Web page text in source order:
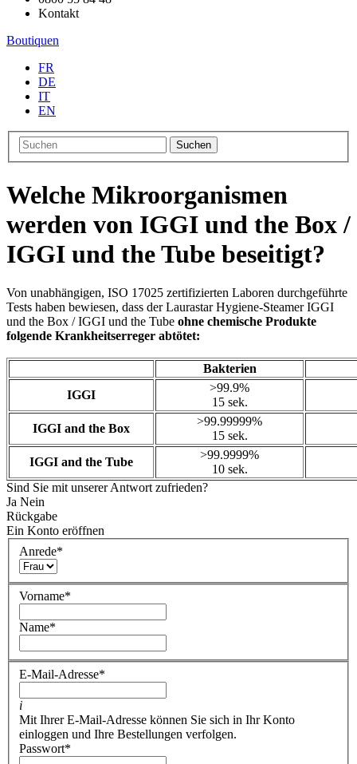
Kontakt
Boutiquen
FR
DE
IT
EN
Suchen
Welche Mikroorganismen
werden von IGGI und the Box /
IGGI und the Tube beseitigt?
Von unabhängigen, ISO 17025 zertifizierten Laboren durchgeführte
Tests haben bewiesen, dass der Laurastar Hygiene-Steamer IGGI
und the Box / IGGI und the Tube ohne chemische Produkte
folgende Krankheitserreger abtötet:
Bakterien
IGGI
>99.9%
15 sek.
IGGI and the Box
>99.99999%
15 sek.
IGGI and the Tube
>99.9999%
10 sek.
Sind Sie mit unserer Antwort zufrieden?
Ja Nein
Rückgabe
Ein Konto eröffnen
Anrede*
Vorname*
Name*
E-Mail-Adresse*
i
Mit Ihrer E-Mail-Adresse können Sie sich in Ihr Konto
einloggen und Ihre Bestellungen verfolgen.
Passwort*